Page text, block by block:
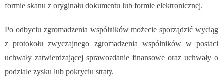
formie skanu z oryginału dokumentu lub formie elektronicznej.
Po odbyciu zgromadzenia wspólników możecie sporządzić wyciąg
z protokołu zwyczajnego zgromadzenia wspólników w postaci
uchwały zatwierdzającej sprawozdanie finansowe oraz uchwały o
podziale zysku lub pokryciu straty.